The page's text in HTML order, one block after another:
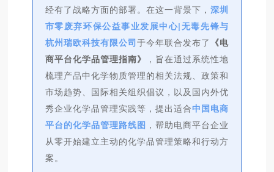
经有了战略方面的部署。在这一背景下，深圳
市零废弃环保公益事业发展中心|无毒先锋与
杭州瑞欧科技有限公司于今年联合发布了 《电
商平台化学品管理指南》
，旨在通过系统性地
梳理产品中化学物质管理的相关法规、政策和
市场趋势、国际相关组织倡议，以及国内外优
秀企业化学品管理实践等，提出适合中国电商
平台的化学品管理路线图 ，帮助电商平台企业
从零开始建立主动的化学品管理策略和行动方
案。